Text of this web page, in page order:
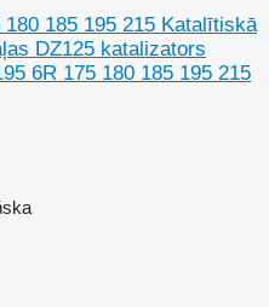
185 195 215 Katalītiskā
DZ125 katalizators
6R 175 180 185 195 215